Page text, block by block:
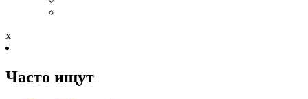
x
Часто ищут